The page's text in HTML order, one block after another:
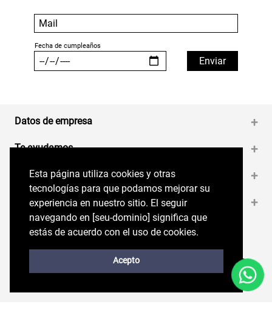
Esta página utiliza cookies y otras
tecnologías para que podamos mejorar su
experiencia en nuestro sitio. El seguir
navegando en perryellis.cl significa que estás
de acuerdo con el uso de cookies.
Acepto
Esta página utiliza cookies y otras
tecnologías para que podamos mejorar su
experiencia en nuestro sitio. El seguir
navegando en [seu-dominio] significa que
estás de acuerdo con el uso de cookies.
Acepto
Datos de empresa +
Te ayudamos +
Medios de pago +
Contáctanos +
Síguenos en nuestras RRSS
Trabaja con Nosotros